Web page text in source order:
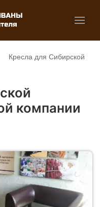
Кресла для Сибирской
компании